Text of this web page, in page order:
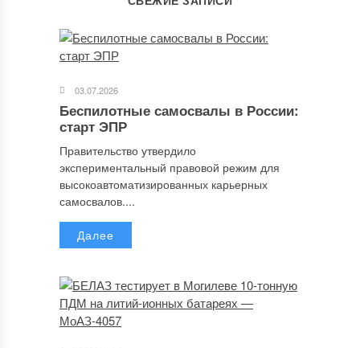
03.07.2026
Беспилотные самосвалы в России:
старт ЭПР
Правительство утвердило
экспериментальный правовой режим для
высокоавтоматизированных карьерных
самосвалов....
Далее